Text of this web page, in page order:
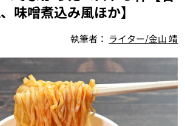
味噌煮込み風ほか】
執筆者： ライター/金山 靖